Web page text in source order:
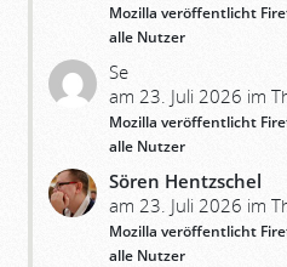
Mozilla veröffentlicht
alle Nutzer
Se
am 23. Juli 2026 im
Mozilla veröffentlicht
alle Nutzer
Sören Hentzschel
am 23. Juli 2026 im
Mozilla veröffentlicht
alle Nutzer